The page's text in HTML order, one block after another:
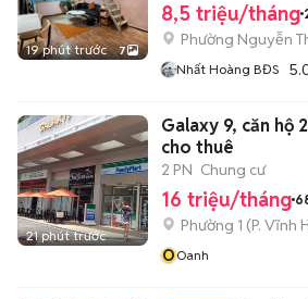
19 phút trước 7
8,5 triệu/tháng
Phường Nguyễn
Nhất Hoàng BĐS
21 phút trước
Galaxy 9, căn hộ
cho thuê
2 PN Chung cư
16 triệu/tháng
Phường 1 (P. Vĩnh
OOanh